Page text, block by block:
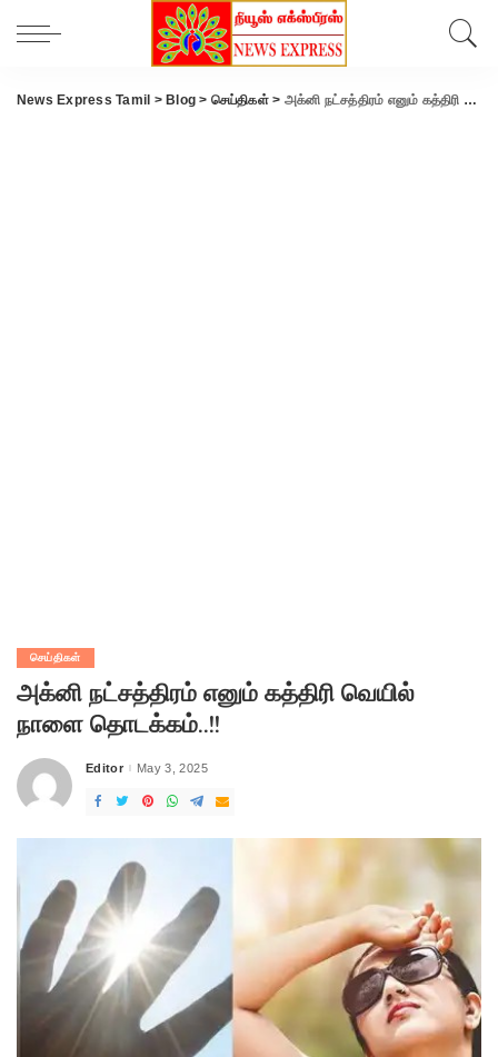
News Express Tamil > Blog > செய்திகள்> அக்னி நட்சத்திரம் எனும் கத்திரி வெயில் நாளை தொடக்கம்..!!
செய்திகள்
அக்னி நட்சத்திரம் எனும் கத்திரி வெயில்
நாளை தொடக்கம்..!!
Posted
Editor May 3, 2025